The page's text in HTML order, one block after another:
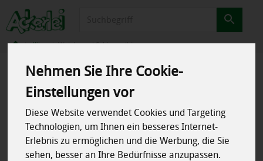
Nehmen Sie Ihre Cookie-
Einstellungen vor
Diese Website verwendet Cookies und Targeting
Technologien, um Ihnen ein besseres Internet-
Erlebnis zu ermöglichen und die Werbung, die Sie
sehen, besser an Ihre Bedürfnisse anzupassen.
Käse Weich- und Schimmelkäse
Produkte Kühlschrank
Käse
Weich- und Schimmelkäse
Produkt "Brie Kürbiskern" nicht
verfügbar.